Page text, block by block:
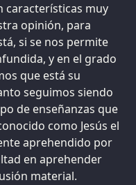
características muy
opinión, para
si se nos permite
y en el grado
que está su
seguimos siendo
de enseñanzas que
como Jesús el
aprehendido por
en aprehender
material.